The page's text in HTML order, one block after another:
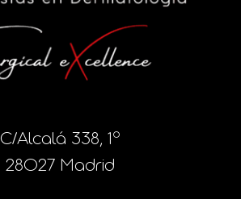
C/Alcalá 338, 1º
28027 Madrid